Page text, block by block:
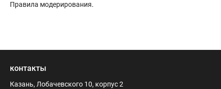
Правила модерирования.
контакты
Казань, Лобачевского 10, корпус 2